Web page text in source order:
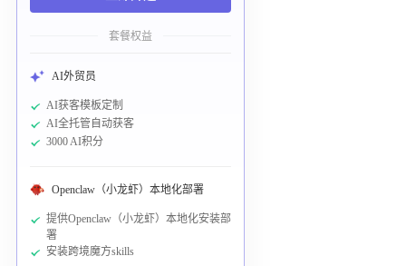
套餐权益
AI外贸员
AI获客模板定制
AI全托管自动获客
3000 AI积分
Openclaw（小龙虾）本地化部署
提供Openclaw（小龙虾）本地化安装部
署
安装跨境魔方skills